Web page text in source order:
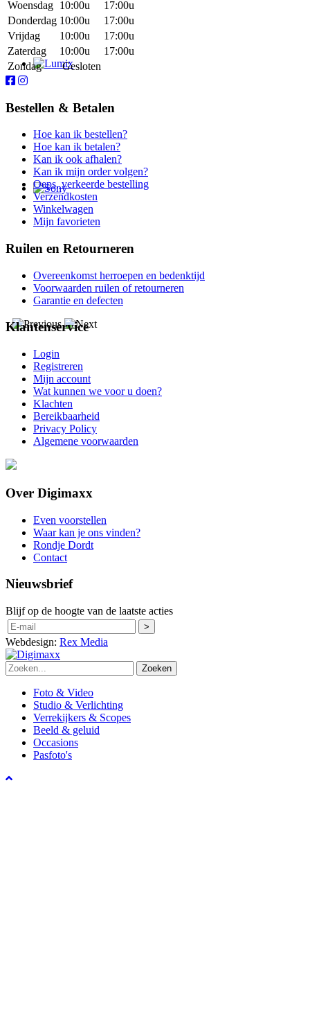
Woensdag 10:00u
17:00u
Donderdag 10:00u
17:00u
Vrijdag
10:00u
17:00u
Zaterdag
10:00u
17:00u
Zondag
Gesloten
Bestellen & Betalen
Hoe kan ik bestellen?
Hoe kan ik betalen?
Kan ik ook afhalen?
Kan ik mijn order volgen?
Oeps, verkeerde bestelling
Verzendkosten
Winkelwagen
Mijn favorieten
Ruilen en Retourneren
Overeenkomst herroepen en bedenktijd
Voorwaarden ruilen of retourneren
Garantie en defecten
Klantenservice
Login
Registreren
Mijn account
Wat kunnen we voor u doen?
Klachten
Bereikbaarheid
Privacy Policy
Algemene voorwaarden
Over Digimaxx
Even voorstellen
Waar kan je ons vinden?
Rondje Dordt
Contact
Nieuwsbrief
Blijf op de hoogte van de laatste acties
Webdesign: Rex Media
Zoeken
Foto & Video
Studio & Verlichting
Verrekijkers & Scopes
Beeld & geluid
Occasions
Pasfoto's